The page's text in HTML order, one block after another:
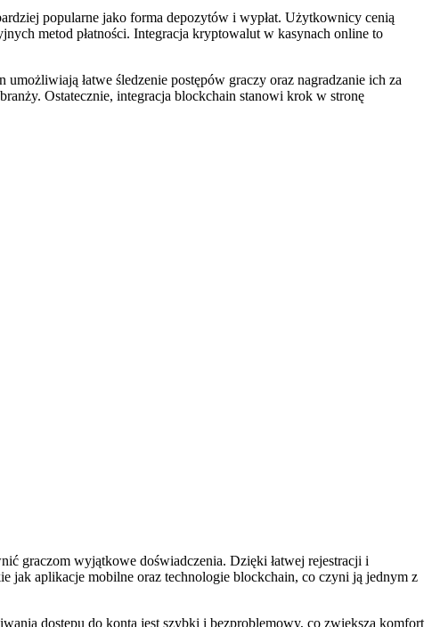
popularne jako forma depozytów i wypłat. Użytkownicy cenią
metod płatności. Integracja kryptowalut w kasynach online to
łatwe śledzenie postępów graczy oraz nagradzanie ich za
Ostatecznie, integracja blockchain stanowi krok w stronę
graczom wyjątkowe doświadczenia. Dzięki łatwej rejestracji i
jak aplikacje mobilne oraz technologie blockchain, co czyni ją jednym z
dostępu do konta jest szybki i bezproblemowy, co zwiększa komfort